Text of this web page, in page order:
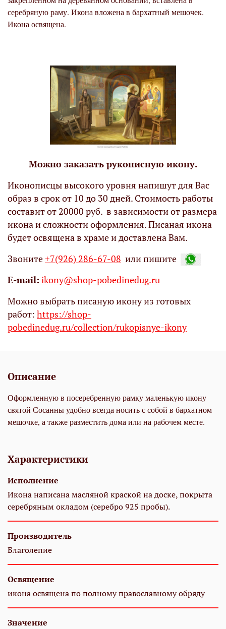
серебряную раму. Икона вложена в бархатный мешочек.
Икона освящена.
Можно заказать рукописную икону.
Иконописцы высокого уровня напишут для Вас
образ в срок от 10 до 30 дней. Стоимость работы
составит от 20000 руб. в зависимости от размера
икона и сложности оформления. Писаная икона
будет освящена в храме и доставлена Вам.
Звоните+7(926) 286-67-08 или пишите
Е-mail: ikony@shop-pobedinedug.ru
Можно выбрать писаную икону из готовых
работ: https://shop-
pobedinedug.ru/collection/rukopisnye-ikony
Описание
Оформленную в посеребренную рамку маленькую икону
святой Сосанны удобно всегда носить с собой в бархатном
мешочке, а также разместить дома или на рабочем месте.
Характеристики
Исполнение
Икона написана масляной краской на доске, покрыта
серебряным окладом (серебро 925 пробы).
Производитель
Благолепие
Освящение
икона освящена по полному православному обряду
Значение